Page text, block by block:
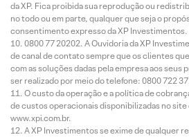
da XP. Fica proibida sua reprodução ou
no todo ou em parte, qualquer que seja o
consentimento expresso da XP Investimentos.
0800 77 20202. A Ouvidoria da XP
de canal de contato sempre que os clientes
com as soluções dadas pela empresa aos seus
ser realizado por meio do telefone: 0800 722
O custo da operação e a política de
de custos operacionais disponibilizadas no
www.xpi.com.br.
A XP Investimentos se exime de qualquer